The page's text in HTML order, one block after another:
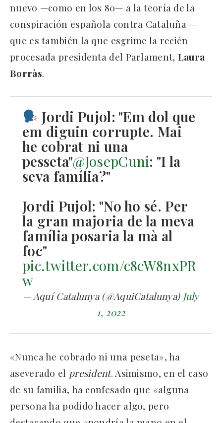
nuevo —como en los 80— a la teoría de la
conspiración española contra Cataluña —
que es también la que esgrime la recién
procesada presidenta del Parlament, Laura
Borràs.
Jordi Pujol: "Em dol que
em diguin corrupte. Mai
he cobrat ni una
pesseta"@JosepCuni: "I la
seva família?"
Jordi Pujol: "No ho sé. Per
la gran majoria de la meva
família posaria la mà al
foc"
pic.twitter.com/c8cW8nxPR
w
— Aquí Catalunya (@AquiCatalunya) July
1, 2022
«Nunca he cobrado ni una peseta», ha
aseverado el president. Asimismo, en el caso
de su familia, ha confesado que «alguna
persona ha podido hacer algo, pero